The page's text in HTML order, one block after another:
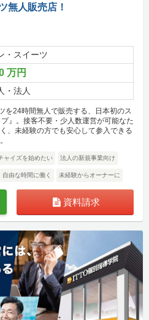
無人販売店！
・スイーツ
万円
・法人
を24時間無人で販売する、日本初のス
』。接客不要・少人数運営が可能なた
、未経験の方でも安心して参入できる
ャイズを始めたい 法人の新規事業向け
自由な時間に働く 未経験からオーナーに
資料請求